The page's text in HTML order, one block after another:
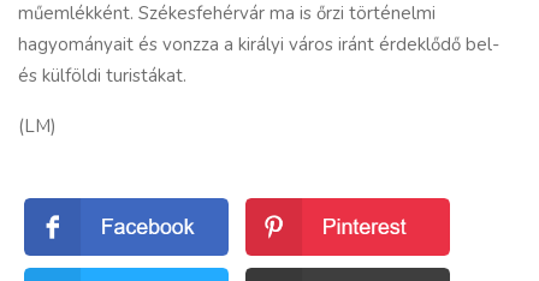
műemlékként. Székesfehérvár ma is őrzi történelmi
hagyományait és vonzza a királyi város iránt érdeklődő bel-
és külföldi turistákat.
(LM)